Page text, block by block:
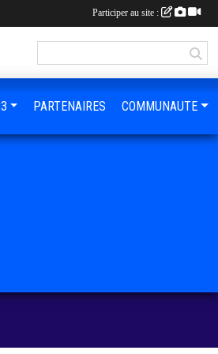
PARTENAIRES COMMUNAUTE
Participer au site :